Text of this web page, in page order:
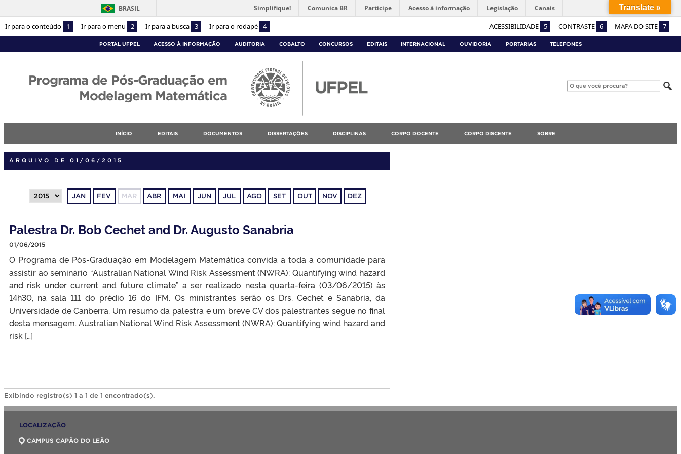
Ir para o conteúdo 1 Ir para o menu 2 Ir para a busca 3 Ir para o rodapé 4 ACESSIBILIDADE 5 CONTRASTE 6 MAPA DO SITE 7
BRASIL Simplifique! Comunica BR Participe Acesso à informação Legislação Canais
PORTAL UFPEL ACESSO À INFORMAÇÃO AUDITORIA COBALTO CONCURSOS EDITAIS INTERNACIONAL OUVIDORIA PORTARIAS TELEFONES
Programa de Pós-Graduação em
Modelagem Matemática
INÍCIO EDITAIS DOCUMENTOS DISSERTAÇÕES DISCIPLINAS CORPO DOCENTE CORPO DISCENTE SOBRE
ARQUIVO DE 01/06/2015
JAN FEV MAR ABR MAI JUN JUL AGO SET OUT NOV DEZ
Palestra Dr. Bob Cechet and Dr. Augusto Sanabria
01/06/2015
O Programa de Pós-Graduação em Modelagem Matemática convida a toda a comunidade para
assistir ao seminário “Australian National Wind Risk Assessment (NWRA): Quantifying wind hazard
and risk under current and future climate” a ser realizado nesta quarta-feira (03/06/2015) às
14h30, na sala 111 do prédio 16 do IFM. Os ministrantes serão os Drs. Cechet e Sanabria, da
Universidade de Canberra. Um resumo da palestra e um breve CV dos palestrantes segue no final
desta mensagem. Australian National Wind Risk Assessment (NWRA): Quantifying wind hazard and
risk […]
Exibindo registro(s) 1 a 1 de 1 encontrado(s).
LOCALIZAÇÃO
CAMPUS CAPÃO DO LEÃO
Translate »